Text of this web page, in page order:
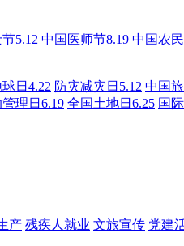
5.12 中国医师节8.19 中国农
日4.22 防灾减灾日5.12 中国
理日6.19 全国土地日6.25 国
产 残疾人就业 文旅宣传 党建